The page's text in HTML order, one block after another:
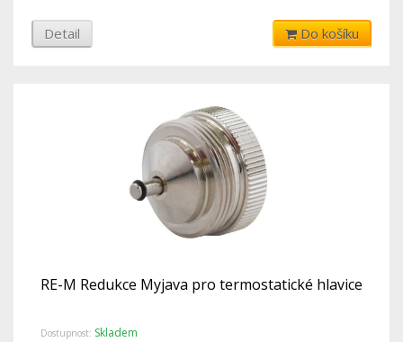
Detail Do košíku
RE-M Redukce Myjava pro termostatické hlavice
Dostupnost: Skladem